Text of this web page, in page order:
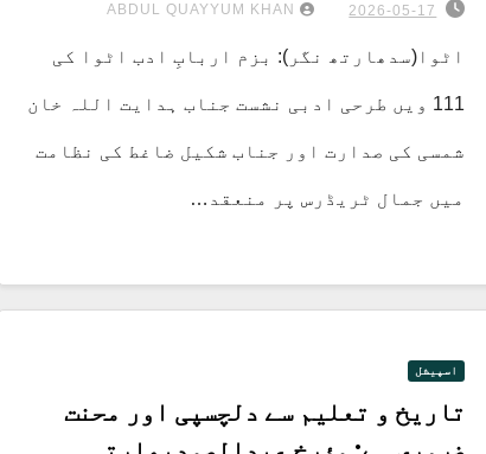
2026-05-17
ABDUL QUAYYUM KHAN
اٹوا(سدھارتھ نگر): بزم اربابِ ادب اٹوا کی
111 ویں طرحی ادبی نشست جناب ہدایت اللہ خان
شمسی کی صدارت اور جناب شکیل ضاغط کی نظامت
میں جمال ٹریڈرس پر منعقد…
اسپیشل
تاریخ و تعلیم سے دلچسپی اور محنت